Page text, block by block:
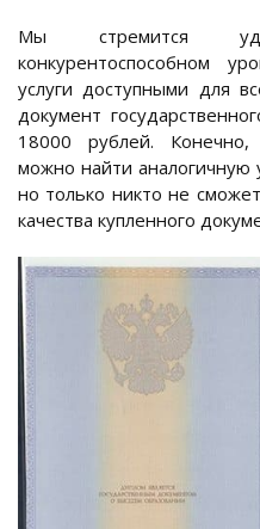
Мы стремится
конкурентоспособном
услуги доступными для
документ
18000 рублей.
можно найти аналогичную
но только никто не
качества купленного